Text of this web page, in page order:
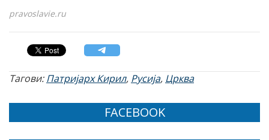
pravoslavie.ru
Тагови:Патријарх Кирил, Русија, Црква
FACEBOOK